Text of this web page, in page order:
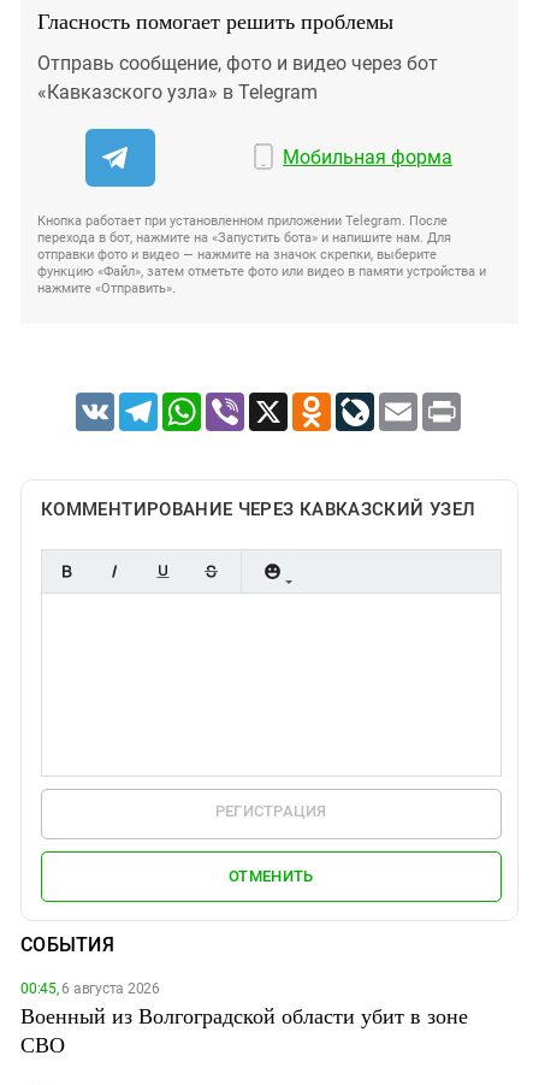
Гласность помогает решить проблемы
Отправь сообщение, фото и видео через бот
«Кавказского узла» в Telegram
Мобильная форма
Кнопка работает при установленном приложении Telegram. После
перехода в бот, нажмите на «Запустить бота» и напишите нам. Для
отправки фото и видео — нажмите на значок скрепки, выберите
функцию «Файл», затем отметьте фото или видео в памяти устройства и
нажмите «Отправить».
VK TelegramWhatsApp
Viber X Odnoklassniki
LiveJournal
Email Print
КОММЕНТИРОВАНИЕ ЧЕРЕЗ КАВКАЗСКИЙ УЗЕЛ
РЕГИСТРАЦИЯ
ОТМЕНИТЬ
СОБЫТИЯ
00:45,6 августа 2026
Военный из Волгоградской области убит в зоне
СВО